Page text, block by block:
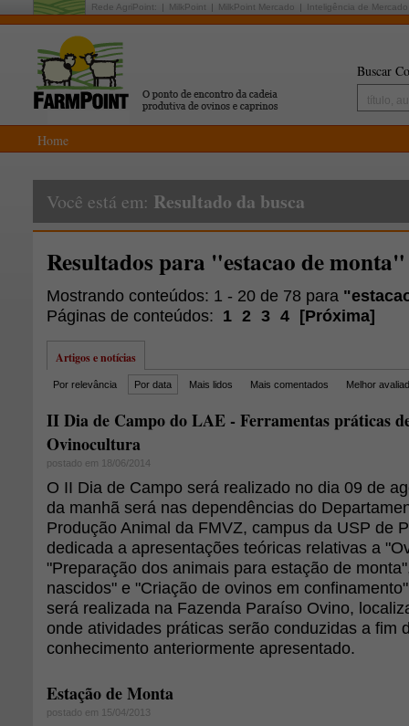
Rede AgriPoint: MilkPoint MilkPoint Mercado Inteligência de Mercado
Buscar
Home
Você está em: Resultado da busca
Resultados para "estacao de monta"
Mostrando conteúdos: 1 - 20 de 78 para
Páginas de conteúdos: 1 2 3 4 [Próxima]
Artigos e notícias
Por relevância Por data Mais lidos Mais comentados Melhor
II Dia de Campo do LAE - Ferramentas práticas
Ovinocultura
postado em 18/06/2014
O II Dia de Campo será realizado no dia 09 de
da manhã será nas dependências do
Produção Animal da FMVZ, campus da USP de
dedicada a apresentações teóricas relativas a
"Preparação dos animais para estação de
nascidos" e "Criação de ovinos em
será realizada na Fazenda Paraíso Ovino,
onde atividades práticas serão conduzidas a fim
conhecimento anteriormente apresentado.
Estação de Monta
postado em 15/04/2013